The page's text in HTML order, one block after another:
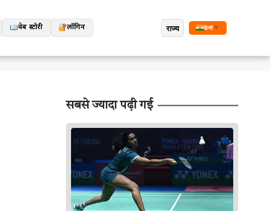
वेब स्टोरी लॉगिन राज्य हिन्दी ▼
सबसे ज्यादा पढ़ी गई